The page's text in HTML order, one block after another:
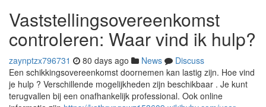
Vaststellingsovereenkomst
controleren: Waar vind ik hulp?
zaynptzx796731 80 days ago News
Discuss
Een schikkingsovereenkomst doornemen kan lastig zijn. Hoe vind
je hulp ? Verschillende mogelijkheden zijn beschikbaar . Je kunt
terugvallen bij een onafhankelijk professional. Ook online